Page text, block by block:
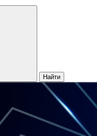
Найти